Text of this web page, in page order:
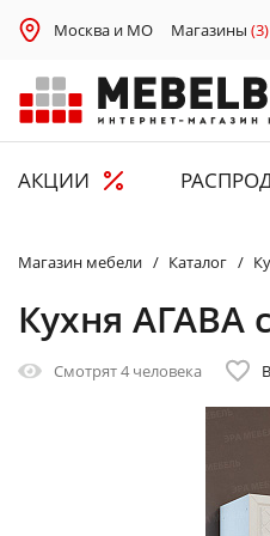
Москва и МО Магазины (3)
АКЦИИ
Магазин мебели Каталог
Кухня АГАВА
Смотрят4 человека